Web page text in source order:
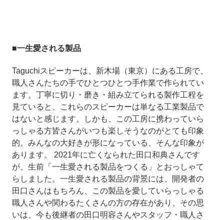
■一生愛される製品
Taguchiスピーカーは、新木場（東京）にある工房で、
職人さんたちの手でひとつひとつ手作業で作られてい
ます。丁寧に切り・磨き・組み立てられる製作工程を
見ていると、これらのスピーカーは単なる工業製品で
はないと感じます。しかも、この工房に携わっていら
っしゃる方皆さんがいつも楽しそうなのがとても印象
的。みんなの大好きが形になっている、そんな印象が
あります。 2021年に亡くなられた田口和典さんです
が、生前「一生愛される製品をつくる」とおっしゃて
らしました。一生愛される製品の背景には、開発者の
田口さんはもちろん、この製品を愛していらっしゃる
職人さんや関わるたくさんの方の存在があり、その思
いは、今も後継者の田口明容さんやスタッフ・職人さ